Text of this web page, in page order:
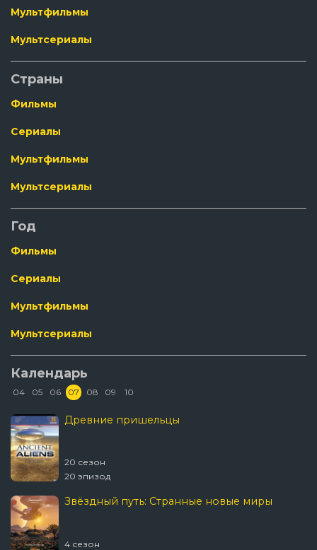
Мультфильмы
Мультсериалы
Страны
Фильмы
Сериалы
Мультфильмы
Мультсериалы
Год
Фильмы
Сериалы
Мультфильмы
Мультсериалы
Календарь
04 05 06 07 08 09 10
Древние пришельцы
20 сезон
20 эпизод
Звёздный путь: Странные новые миры
4 сезон